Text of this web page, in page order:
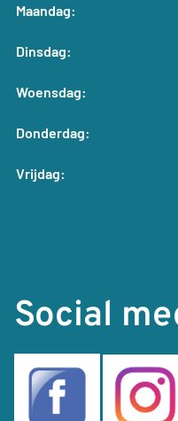
Maandag:
Dinsdag:
Woensdag:
Donderdag:
Vrijdag:
Social